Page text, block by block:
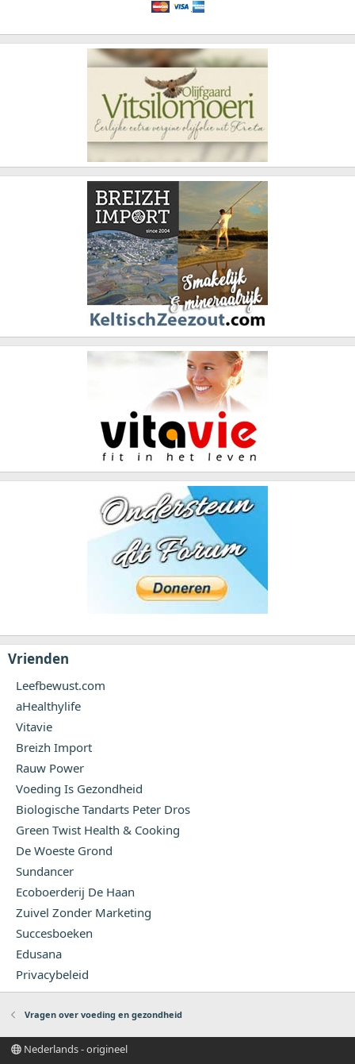
Vrienden
Leefbewust.com
aHealthylife
Vitavie
Breizh Import
Rauw Power
Voeding Is Gezondheid
Biologische Tandarts Peter Dros
Green Twist Health & Cooking
De Woeste Grond
Sundancer
Ecoboerderij De Haan
Zuivel Zonder Marketing
Succesboeken
Edusana
Privacybeleid
Vragen over voeding en gezondheid
Nederlands - origineel